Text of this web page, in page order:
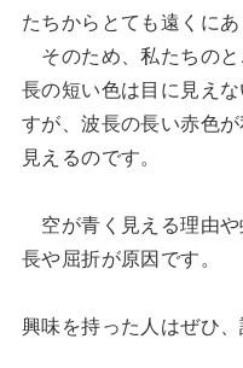
たちからとても遠くにあ
そのため、私たちのと
長の短い色は目に見え
すが、波長の長い赤色
見えるのです。
空が青く見える理由や
長や屈折が原因です。
興味を持った人はぜひ